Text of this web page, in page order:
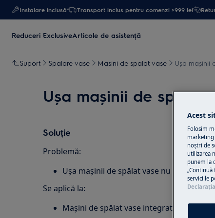
Instalare inclusă* Transport inclus pentru comenzi >999 lei
Reduceri ExclusiveArticole de asistență
Suport Spalare vase Masini de spalat vase Ușa mașinii
Ușa mașinii de spălat
Soluție
Problemă:
Ușa mașinii de spălat vase nu stă
Se aplică la:
Mașini de spălat vase integrate
Acest
Folosim
marketing
noștri de
utilizarea
punem la
„Continuă
serviciile